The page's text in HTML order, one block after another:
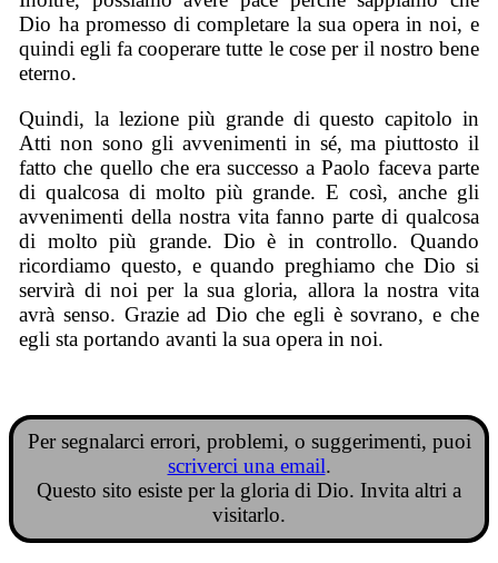
Dio ha promesso di completare la sua opera in noi, e
quindi egli fa cooperare tutte le cose per il nostro bene
eterno.
Quindi, la lezione più grande di questo capitolo in
Atti non sono gli avvenimenti in sé, ma piuttosto il
fatto che quello che era successo a Paolo faceva parte
di qualcosa di molto più grande. E così, anche gli
avvenimenti della nostra vita fanno parte di qualcosa
di molto più grande. Dio è in controllo. Quando
ricordiamo questo, e quando preghiamo che Dio si
servirà di noi per la sua gloria, allora la nostra vita
avrà senso. Grazie ad Dio che egli è sovrano, e che
egli sta portando avanti la sua opera in noi.
Per segnalarci errori, problemi, o suggerimenti, puoi
scriverci una email.
Questo sito esiste per la gloria di Dio. Invita altri a
visitarlo.